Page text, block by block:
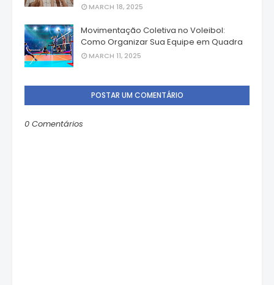
MARCH 18, 2025
Movimentação Coletiva no Voleibol:
Como Organizar Sua Equipe em Quadra
MARCH 11, 2025
POSTAR UM COMENTÁRIO
0 Comentários